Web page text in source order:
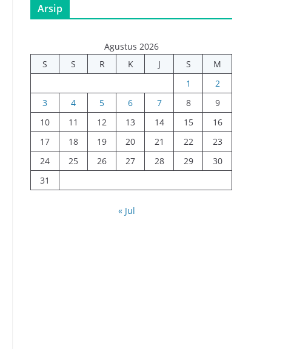
Arsip
Agustus 2026
S
S R K J S
M
1
2
3
4 5 6 7 8
9
10
11 12 13 14 15
16
17
18 19 20 21 22
23
24
25 26 27 28 29
30
31
« Jul